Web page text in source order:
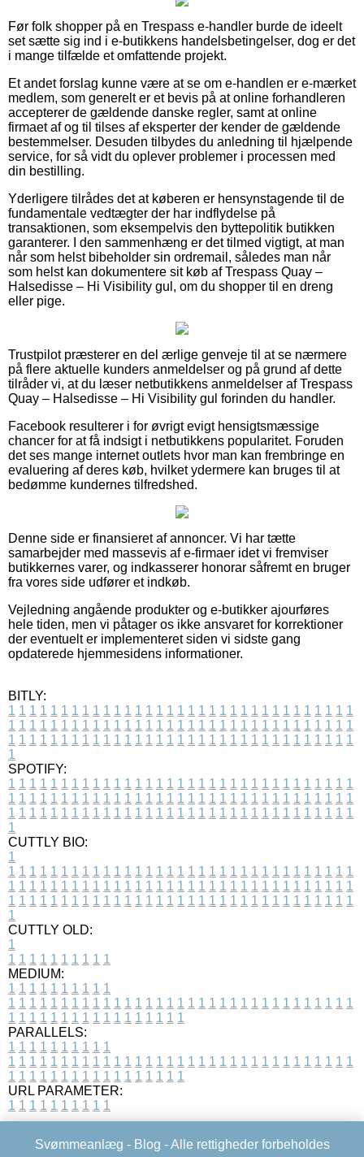
Før folk shopper på en Trespass e-handler burde de ideelt
set sætte sig ind i e-butikkens handelsbetingelser, dog er det
i mange tilfælde et omfattende projekt.
Et andet forslag kunne være at se om e-handlen er e-mærket
medlem, som generelt er et bevis på at online forhandleren
accepterer de gældende danske regler, samt at online
firmaet af og til tilses af eksperter der kender de gældende
bestemmelser. Desuden tilbydes du anledning til hjælpende
service, for så vidt du oplever problemer i processen med
din bestilling.
Yderligere tilrådes det at køberen er hensynstagende til de
fundamentale vedtægter der har indflydelse på
transaktionen, som eksempelvis den byttepolitik butikken
garanterer. I den sammenhæng er det tilmed vigtigt, at man
når som helst bibeholder sin ordremail, således man når
som helst kan dokumentere sit køb af Trespass Quay –
Halsedisse – Hi Visibility gul, om du shopper til en dreng
eller pige.
Trustpilot præsterer en del ærlige genveje til at se nærmere
på flere aktuelle kunders anmeldelser og på grund af dette
tilråder vi, at du læser netbutikkens anmeldelser af Trespass
Quay – Halsedisse – Hi Visibility gul forinden du handler.
Facebook resulterer i for øvrigt evigt hensigtsmæssige
chancer for at få indsigt i netbutikkens popularitet. Foruden
det ses mange internet outlets hvor man kan frembringe en
evaluering af deres køb, hvilket ydermere kan bruges til at
bedømme kundernes tilfredshed.
Denne side er finansieret af annoncer. Vi har tætte
samarbejder med massevis af e-firmaer idet vi fremviser
butikkernes varer, og indkasserer honorar såfremt en bruger
fra vores side udfører et indkøb.
Vejledning angående produkter og e-butikker ajourføres
hele tiden, men vi påtager os ikke ansvaret for korrektioner
der eventuelt er implementeret siden vi sidste gang
opdaterede hjemmesidens informationer.
BITLY:
1 1 1 1 1 1 1 1 1 1 1 1 1 1 1 1 1 1 1 1 1 1 1 1 1 1 1 1 1 1 1 1 1
1 1 1 1 1 1 1 1 1 1 1 1 1 1 1 1 1 1 1 1 1 1 1 1 1 1 1 1 1 1 1 1 1
1 1 1 1 1 1 1 1 1 1 1 1 1 1 1 1 1 1 1 1 1 1 1 1 1 1 1 1 1 1 1 1 1
1
SPOTIFY:
1 1 1 1 1 1 1 1 1 1 1 1 1 1 1 1 1 1 1 1 1 1 1 1 1 1 1 1 1 1 1 1 1
1 1 1 1 1 1 1 1 1 1 1 1 1 1 1 1 1 1 1 1 1 1 1 1 1 1 1 1 1 1 1 1 1
1 1 1 1 1 1 1 1 1 1 1 1 1 1 1 1 1 1 1 1 1 1 1 1 1 1 1 1 1 1 1 1 1
1
CUTTLY BIO:
1
1 1 1 1 1 1 1 1 1 1 1 1 1 1 1 1 1 1 1 1 1 1 1 1 1 1 1 1 1 1 1 1 1
1 1 1 1 1 1 1 1 1 1 1 1 1 1 1 1 1 1 1 1 1 1 1 1 1 1 1 1 1 1 1 1 1
1 1 1 1 1 1 1 1 1 1 1 1 1 1 1 1 1 1 1 1 1 1 1 1 1 1 1 1 1 1 1 1 1
1
CUTTLY OLD:
1
1 1 1 1 1 1 1 1 1 1
MEDIUM:
1 1 1 1 1 1 1 1 1 1
1 1 1 1 1 1 1 1 1 1 1 1 1 1 1 1 1 1 1 1 1 1 1 1 1 1 1 1 1 1 1 1 1
1 1 1 1 1 1 1 1 1 1 1 1 1 1 1 1 1
PARALLELS:
1 1 1 1 1 1 1 1 1 1
1 1 1 1 1 1 1 1 1 1 1 1 1 1 1 1 1 1 1 1 1 1 1 1 1 1 1 1 1 1 1 1 1
1 1 1 1 1 1 1 1 1 1 1 1 1 1 1 1 1
URL PARAMETER:
1 1 1 1 1 1 1 1 1 1
Svømmeanlæg - Blog - Alle rettigheder forbeholdes